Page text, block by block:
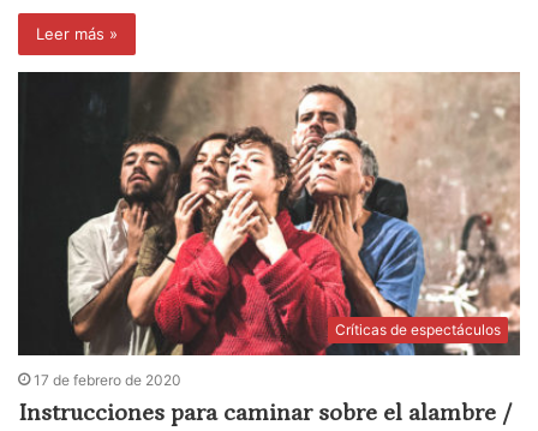
Leer más »
Críticas de espectáculos
17 de febrero de 2020
Instrucciones para caminar sobre el alambre /